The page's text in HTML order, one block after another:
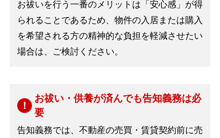
お祓いを行う一番のメリットは「安心感」が得
られることであるため、物件の入居または購入
を希望される方の精神的な負担を軽減させたい
場合は、ご検討ください。
お祓い・供養が済んでも告知義務は必
要
告知義務では、不動産の売買・賃貸契約前に売